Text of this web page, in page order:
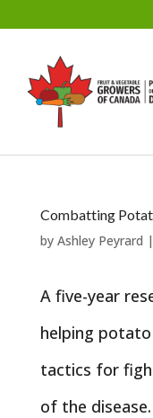
Combatting
by Ashley Peyrard |
A five-year
helping
tactics for
of the